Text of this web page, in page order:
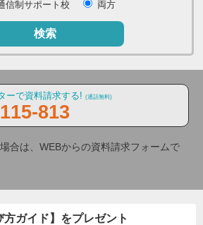
信制サポート校 両方
検索
ーで資料請求する! (通話無料)
813
合は、WEBからの資料請求フォームで
方ガイド】をプレゼント